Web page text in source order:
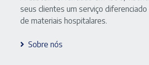
seus clientes um serviço diferenciado
de materiais hospitalares.
Sobre nós